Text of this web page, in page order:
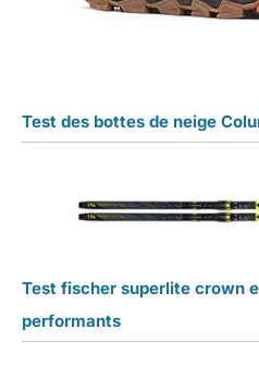
Test des bottes de neige
Test fischer superlite crown
performants